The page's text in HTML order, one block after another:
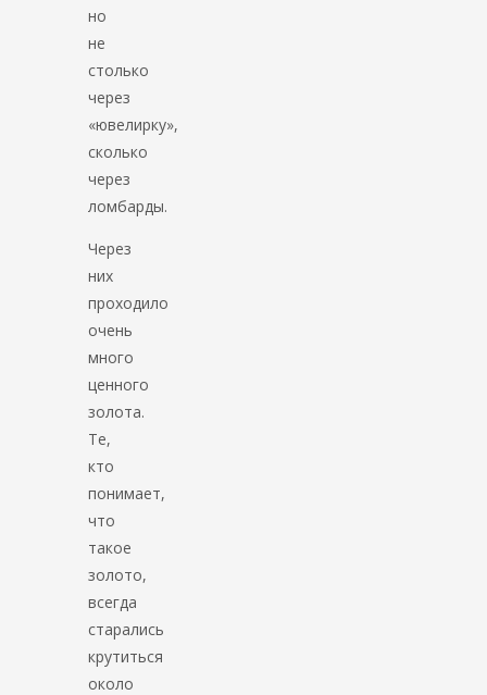
но
не
столько
через
«ювелирку»,
сколько
через
ломбарды.
Через
них
проходило
очень
много
ценного
золота.
Те,
кто
понимает,
что
такое
золото,
всегда
старались
крутиться
около